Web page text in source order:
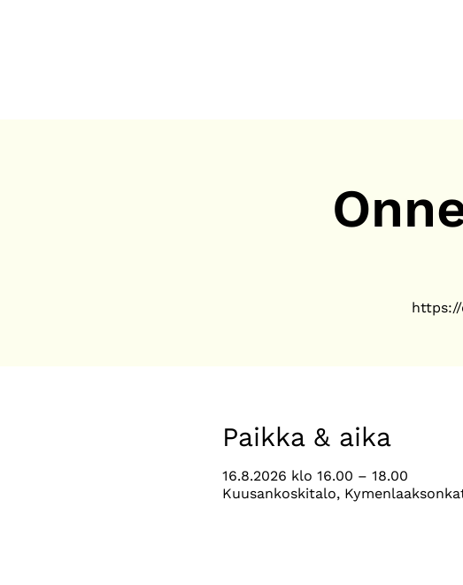
Paikka & aika
16.8.2026 klo 16.00 – 18.00
Kuusankoskitalo,